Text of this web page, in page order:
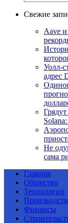
Свежие
Aave
Уолл-
адрес
Не
сама
Главная
Общество
Технологии
Финансы